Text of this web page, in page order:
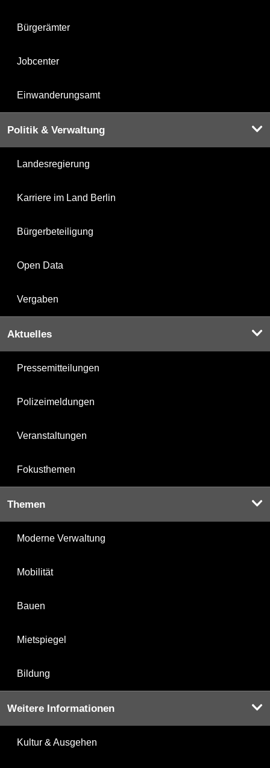
Bürgerämter
Jobcenter
Einwanderungsamt
Politik & Verwaltung
Landesregierung
Karriere im Land Berlin
Bürgerbeteiligung
Open Data
Vergaben
Aktuelles
Pressemitteilungen
Polizeimeldungen
Veranstaltungen
Fokusthemen
Themen
Moderne Verwaltung
Mobilität
Bauen
Mietspiegel
Bildung
Weitere Informationen
Kultur & Ausgehen